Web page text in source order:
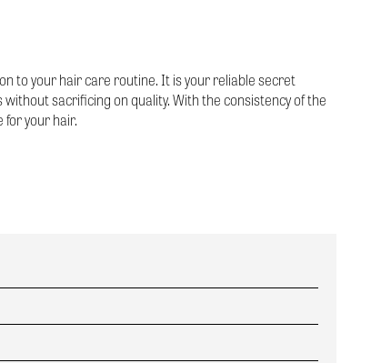
to your hair care routine. It is your reliable secret
sacrificing on quality. With the consistency of the
your hair.